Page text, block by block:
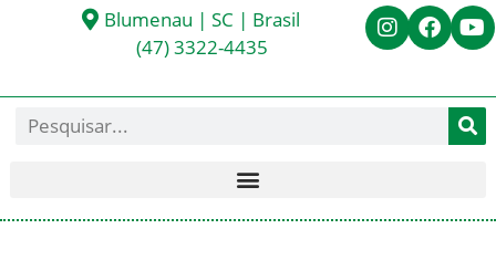
Blumenau | SC | Brasil
(47) 3322-4435